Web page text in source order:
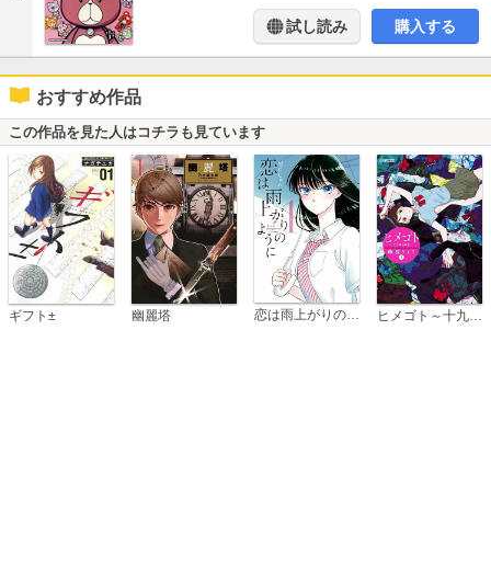
試し読み 購入する
おすすめ作品
この作品を見た人はコチラも見ています
ギフト± 幽麗塔 恋は雨上がりのように